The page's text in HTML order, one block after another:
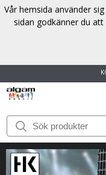
START
Vår hemsida använder
sidan godkänner du